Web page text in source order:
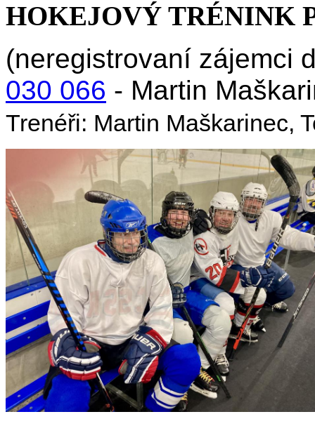
HOKEJOVÝ TRÉNINK
(neregistrovaní zájemci
030 066 - Martin
Trenéři: Martin Maškarinec,